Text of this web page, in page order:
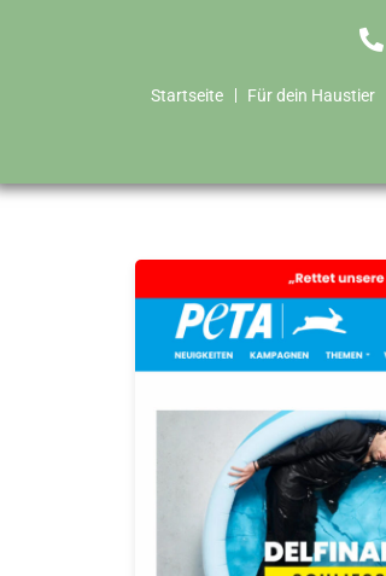
Startseite Für dein Haustier